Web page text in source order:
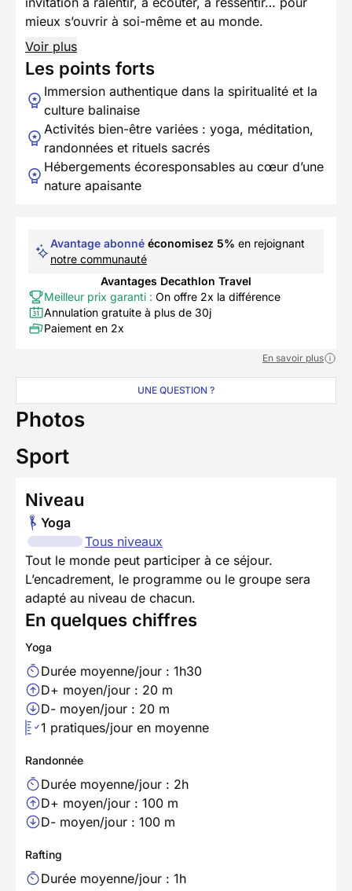
mieux s’ouvrir à soi-même et au monde.
Voir plus
Les points forts
Immersion authentique dans la spiritualité et la
culture balinaise
Activités bien-être variées : yoga, méditation,
randonnées et rituels sacrés
Hébergements écoresponsables au cœur d’une
nature apaisante
Avantage abonné économisez 5% en rejoignant
notre communauté
Avantages Decathlon Travel
Meilleur prix garanti : On offre 2x la différence
Annulation gratuite à plus de 30j
Paiement en 2x
En savoir plus
UNE QUESTION ?
Photos
Sport
Niveau
Yoga
Tous niveaux
Tout le monde peut participer à ce séjour.
L’encadrement, le programme ou le groupe sera
adapté au niveau de chacun.
En quelques chiffres
Yoga
Durée moyenne/jour : 1h30
D+ moyen/jour : 20 m
D- moyen/jour : 20 m
1 pratiques/jour en moyenne
Randonnée
Durée moyenne/jour : 2h
D+ moyen/jour : 100 m
D- moyen/jour : 100 m
Rafting
Durée moyenne/jour : 1h